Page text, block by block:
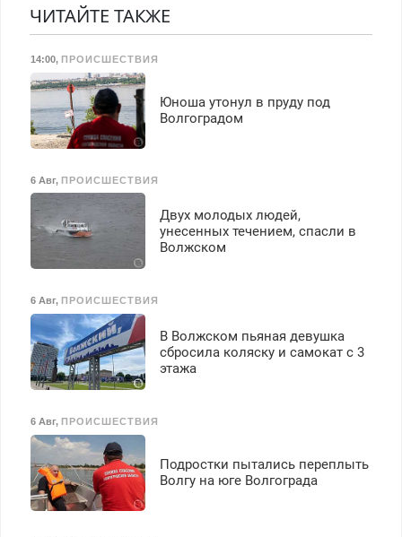
ЧИТАЙТЕ ТАКЖЕ
14:00, ПРОИСШЕСТВИЯ
Юноша утонул в пруду под
Волгоградом
6 Авг, ПРОИСШЕСТВИЯ
Двух молодых людей,
унесенных течением, спасли в
Волжском
6 Авг, ПРОИСШЕСТВИЯ
В Волжском пьяная девушка
сбросила коляску и самокат с 3
этажа
6 Авг, ПРОИСШЕСТВИЯ
Подростки пытались переплыть
Волгу на юге Волгограда